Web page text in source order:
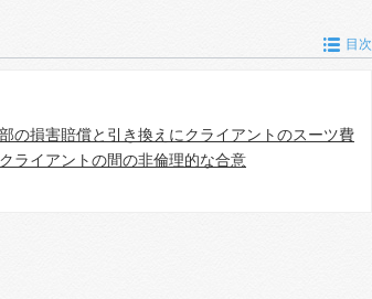
目次
の損害賠償と引き換えにクライアントのスーツ費
ライアントの間の非倫理的な合意